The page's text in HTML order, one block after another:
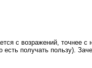
с возражений, точнее
есть получать пользу).